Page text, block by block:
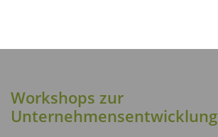
Work­shops zur
Unternehmensentwicklung